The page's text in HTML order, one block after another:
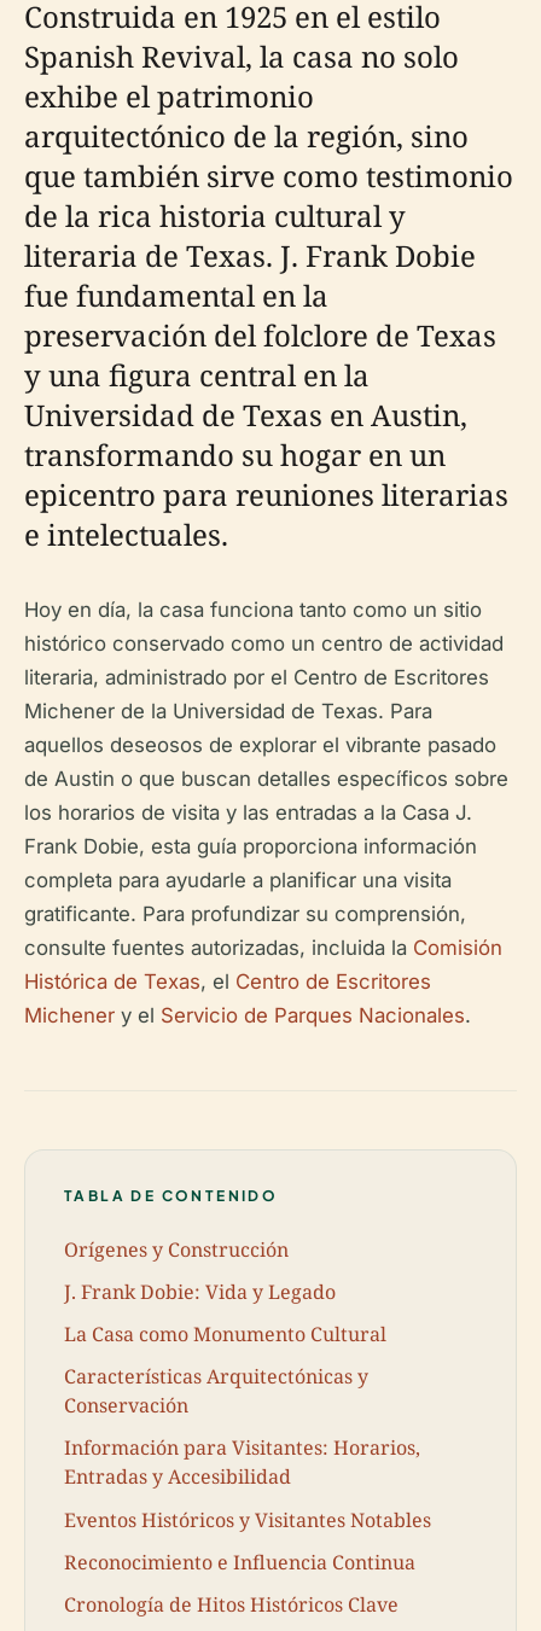
Construida en 1925 en el estilo
Spanish Revival, la casa no solo
exhibe el patrimonio
arquitectónico de la región, sino
que también sirve como testimonio
de la rica historia cultural y
literaria de Texas. J. Frank Dobie
fue fundamental en la
preservación del folclore de Texas
y una figura central en la
Universidad de Texas en Austin,
transformando su hogar en un
epicentro para reuniones literarias
e intelectuales.
Hoy en día, la casa funciona tanto como un sitio
histórico conservado como un centro de actividad
literaria, administrado por el Centro de Escritores
Michener de la Universidad de Texas. Para
aquellos deseosos de explorar el vibrante pasado
de Austin o que buscan detalles específicos sobre
los horarios de visita y las entradas a la Casa J.
Frank Dobie, esta guía proporciona información
completa para ayudarle a planificar una visita
gratificante. Para profundizar su comprensión,
consulte fuentes autorizadas, incluida la Comisión
Histórica de Texas, el Centro de Escritores
Michener y el Servicio de Parques Nacionales.
TABLA DE CONTENIDO
Orígenes y Construcción
J. Frank Dobie: Vida y Legado
La Casa como Monumento Cultural
Características Arquitectónicas y
Conservación
Información para Visitantes: Horarios,
Entradas y Accesibilidad
Eventos Históricos y Visitantes Notables
Reconocimiento e Influencia Continua
Cronología de Hitos Históricos Clave